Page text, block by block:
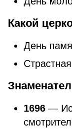
Какой
День
1696 —